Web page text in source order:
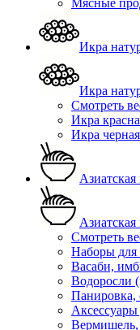
Мясные
Икра
Икра
Смотреть
Икра
Икра черная
Азиатская
Азиатская
Смотреть
Наборы для
Васаби,
Водоросли
Панировка,